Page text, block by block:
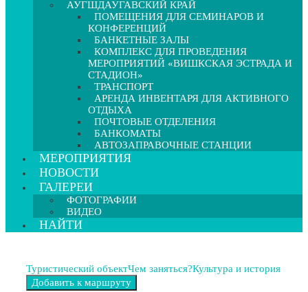
АУГШДАУГАВСКИЙ КРАЙ
ПОМЕЩЕНИЯ ДЛЯ СЕМИНАРОВ И
КОНФЕРЕНЦИЙ
БАНКЕТНЫЕ ЗАЛЫ
КОМПЛЕКС ДЛЯ ПРОВЕДЕНИЯ
МЕРОПРИЯТИЙ «ВИШКСКАЯ ЭСТРАДА И
СТАДИОН»
ТРАНСПОРТ
АРЕНДА ИНВЕНТАРЯ ДЛЯ АКТИВНОГО
ОТДЫХА
ПОЧТОВЫЕ ОТДЕЛЕНИЯ
БАНКОМАТЫ
АВТОЗАПРАВОЧНЫЕ СТАНЦИИ
МЕРОПРИЯТИЯ
НОВОСТИ
ГАЛЕРЕИ
ФОТОГРАФИИ
ВИДЕО
НАЙТИ
Туристический объектЧем заняться?Культура и история